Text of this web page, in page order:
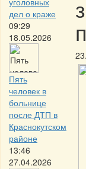
дел о краже
09:29
18.05.2026
Пять
человек в
больнице
после ДТП в
Краснокутском
районе
13:46
27.04.2026